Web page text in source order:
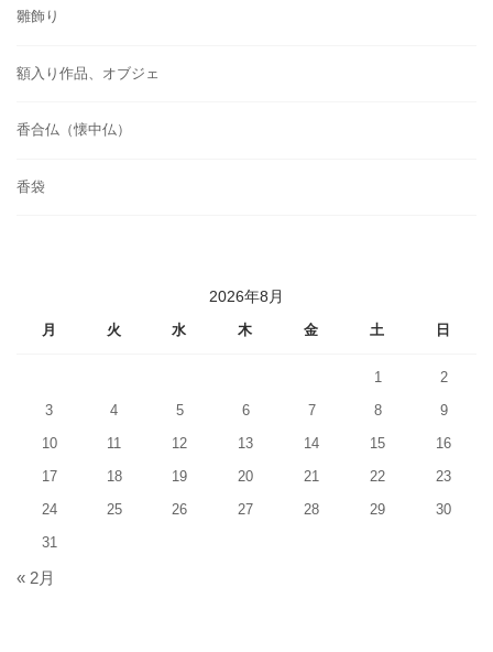
雛飾り
額入り作品、オブジェ
香合仏（懐中仏）
香袋
2026年8月
月 火 水 木 金 土 日
1
2
3
4 5 6 7 8
9
10
11 12 13 14 15
16
17
18 19 20 21 22
23
24
25 26 27 28 29
30
31
« 2月